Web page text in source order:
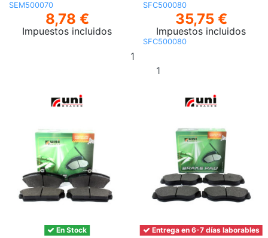
SEM500070
8,78 €
Impuestos incluidos
carrito
SFC500080
35,75 €
Impuestos incluidos
SFC500080
En Stock Entrega en 6-7 días laborables